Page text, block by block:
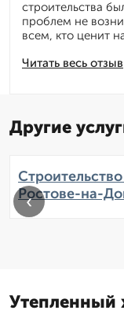
Читать весь отзыв
строительства
проблем не
всем, кто ценит
Другие
Ростове-на-
‹
Утепленный